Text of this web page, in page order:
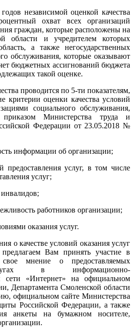
независимой оценкой качества
охват всех организаций
граждан, которые расположены на
области и учредителем которых
а также негосударственных
обслуживания, которые оказывают
бюджетных ассигнований бюджета
такой оценке.
проводится по 5-ти показателям,
критерии оценки качества условий
социального обслуживания,
Министерства труда и
Федерации от 23.05.2018 №
информации об организации;
предоставления услуг, в том числе
услуг;
инвалидов;
работников организации;
оказания услуг.
о качестве условий оказания услуг
Вам принять участие в
мнение о предоставляемых
в информационно-
сети «Интернет» на официальном
Департамента Смоленской области
официальном сайте Министерства
Российской Федерации, а также
анкеты на бумажном носителе,